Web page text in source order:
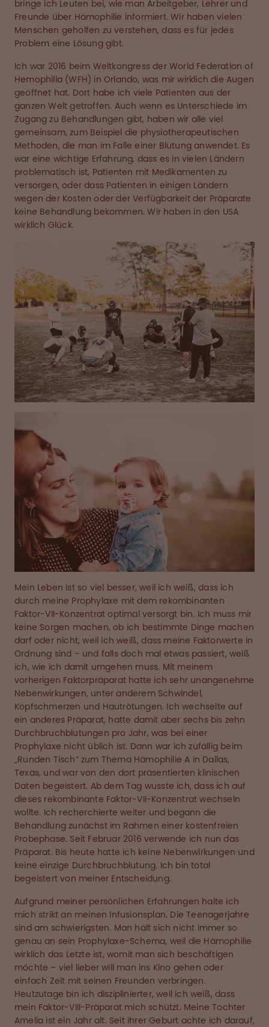
bringe ich Leuten bei, wie man Arbeitgeber, Lehrer und
Freunde über Hämophilie informiert. Wir haben vielen
Menschen geholfen zu verstehen, dass es für jedes
Problem eine Lösung gibt.
Ich war 2016 beim Weltkongress der World Federation of
Hemophilia (WFH) in Orlando, was mir wirklich die Augen
geöffnet hat. Dort habe ich viele Patienten aus der
ganzen Welt getroffen. Auch wenn es Unterschiede im
Zugang zu Behandlungen gibt, haben wir alle viel
gemeinsam, zum Beispiel die physiotherapeutischen
Methoden, die man im Falle einer Blutung anwendet. Es
war eine wichtige Erfahrung, dass es in vielen Ländern
problematisch ist, Patienten mit Medikamenten zu
versorgen, oder dass Patienten in einigen Ländern
wegen der Kosten oder der Verfügbarkeit der Präparate
keine Behandlung bekommen. Wir haben in den USA
wirklich Glück.
Mein Leben ist so viel besser, weil ich weiß, dass ich
durch meine Prophylaxe mit dem rekombinanten
Faktor-VII-Konzentrat optimal versorgt bin. Ich muss mir
keine Sorgen machen, ob ich bestimmte Dinge machen
darf oder nicht, weil ich weiß, dass meine Faktorwerte in
Ordnung sind – und falls doch mal etwas passiert, weiß
ich, wie ich damit umgehen muss. Mit meinem
vorherigen Faktorpräparat hatte ich sehr unangenehme
Nebenwirkungen, unter anderem Schwindel,
Kopfschmerzen und Hautrötungen. Ich wechselte auf
ein anderes Präparat, hatte damit aber sechs bis zehn
Durchbruchblutungen pro Jahr, was bei einer
Prophylaxe nicht üblich ist. Dann war ich zufällig beim
„Runden Tisch“ zum Thema Hämophilie A in Dallas,
Texas, und war von den dort präsentierten klinischen
Daten begeistert. Ab dem Tag wusste ich, dass ich auf
dieses rekombinante Faktor-VII-Konzentrat wechseln
wollte. Ich recherchierte weiter und begann die
Behandlung zunächst im Rahmen einer kostenfreien
Probephase. Seit Februar 2016 verwende ich nun das
Präparat. Bis heute hatte ich keine Nebenwirkungen und
keine einzige Durchbruchblutung. Ich bin total
begeistert von meiner Entscheidung.
Aufgrund meiner persönlichen Erfahrungen halte ich
mich strikt an meinen Infusionsplan. Die Teenagerjahre
sind am schwierigsten. Man hält sich nicht immer so
genau an sein Prophylaxe-Schema, weil die Hämophilie
wirklich das Letzte ist, womit man sich beschäftigen
möchte – viel lieber will man ins Kino gehen oder
einfach Zeit mit seinen Freunden verbringen.
Heutzutage bin ich disziplinierter, weil ich weiß, dass
mein Faktor-VIII-Präparat mich schützt. Meine Tochter
Amelia ist ein Jahr alt. Seit ihrer Geburt achte ich darauf,